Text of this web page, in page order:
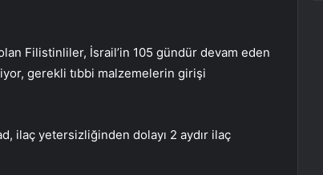
Filistinliler, İsrail’in 105 gündür devam eden
gerekli tıbbi malzemelerin girişi
ilaç yetersizliğinden dolayı 2 aydır ilaç